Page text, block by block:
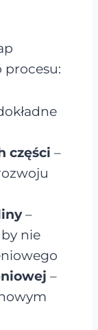
procesu:
części –
–
nie
–